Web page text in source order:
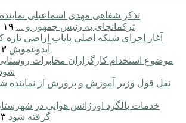
تذکر شفاهی مهدی اسماعیلی
ترکمانچای به رئیس جمهور و ... ۱۹ شهریور ۱۴۰۴
آغاز اجرای شبکه اصلی پایاب اراضی تازه
آیدوغموش ۰۳
موضوع استخدام کارگزاران مخابرات
نقل قول وزیر آموزش و پرورش از نماینده
خدمات بالگرد اورژانس هوایی در
گرفته شود ۰۳